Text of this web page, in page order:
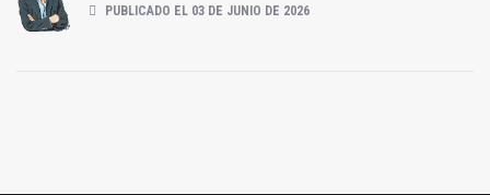
PUBLICADO EL 03 DE JUNIO DE 2026